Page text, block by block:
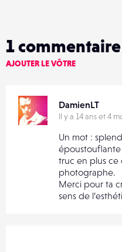
1commentaire
AJOUTER LE VÔTRE
DamienLT
Il y a 14 ans et 4
Un mot :
truc en plus ce
photographe.
Merci pour ta
sens de